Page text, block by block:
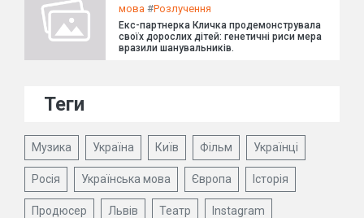
мова #Розлучення
Екс-партнерка Кличка продемонструвала
своїх дорослих дітей: генетичні риси мера
вразили шанувальників.
Теги
Музика Україна Київ Фільм Українці
Росія Українська мова Європа Історія
Продюсер Львів Театр Instagram